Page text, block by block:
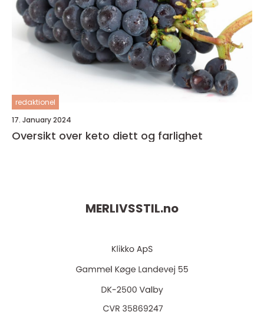
redaktionel
17. January 2024
Oversikt over keto diett og farlighet
MERLIVSSTIL.no